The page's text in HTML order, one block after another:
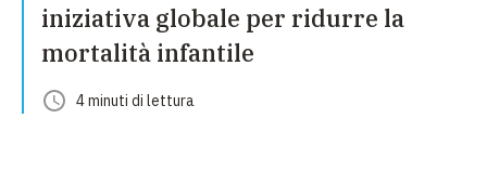
iniziativa globale per ridurre la
mortalità infantile
4minuti di lettura